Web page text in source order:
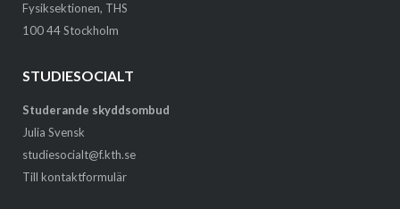
Fysiksektionen, THS
100 44 Stockholm
STUDIESOCIALT
Studerande skyddsombud
Julia Svensk
studiesocialt@f.kth.se
Till kontaktformulär